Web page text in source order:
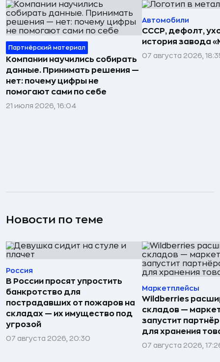
Партнёрский материал
Компании научились собирать
данные. Принимать решения —
нет: почему цифры не
помогают сами по себе
21 июля 2026, 16:04
Автомобили
СССР, дефолт,
история завода
07 августа 2026,
Новости по теме
Россия
В России просят упростить
банкротство для
пострадавших от пожаров на
складах — их имущество под
угрозой
07 августа 2026, 20:30
Маркетплейсы
Wildberries
складов —
запустит
для хранения
07 августа 2026,